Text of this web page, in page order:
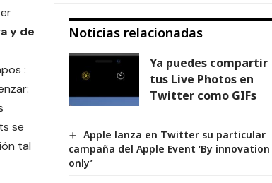
Noticias relacionadas
Ya puedes compartir
tus Live Photos en
Twitter como GIFs
Apple lanza en Twitter su particular
campaña del Apple Event ‘By innovation
only’
y de
:
se
tal